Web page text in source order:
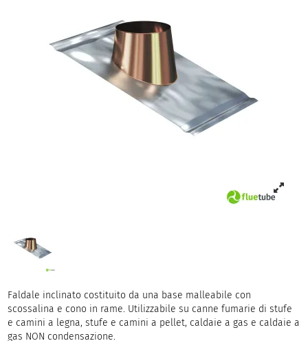
Faldale inclinato costituito da una base malleabile con
scossalina e cono in rame. Utilizzabile su canne fumarie di stufe
e camini a legna, stufe e camini a pellet, caldaie a gas e caldaie a
gas NON condensazione.